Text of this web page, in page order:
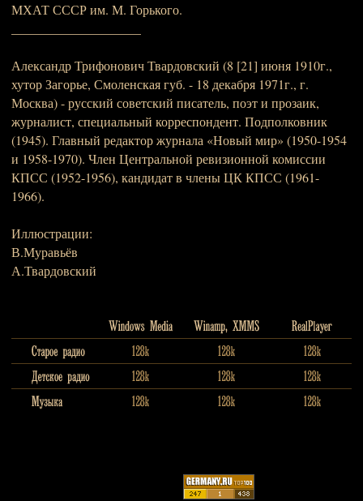
МХАТ СССР им. М. Горького.
Александр Трифонович Твардовский (8 [21] июня 1910г.,
хутор Загорье, Смоленская губ. - 18 декабря 1971г., г.
Москва) - русский советский писатель, поэт и прозаик,
журналист, специальный корреспондент. Подполковник
(1945). Главный редактор журнала «Новый мир» (1950-1954
и 1958-1970). Член Центральной ревизионной комиссии
КПСС (1952-1956), кандидат в члены ЦК КПСС (1961-
1966).
Иллюстрации:
В.Муравьёв
А.Твардовский